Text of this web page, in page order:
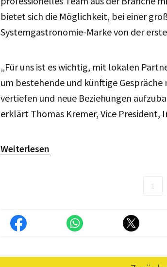
bietet sich die Möglichkeit, bei einer
Systemgastronomie-Marke von der
„Für uns ist es wichtig, mit lokalen
um bestehende und künftige
vertiefen und neue Beziehungen
erklärt Thomas Kremer, Vice
Weiterlesen